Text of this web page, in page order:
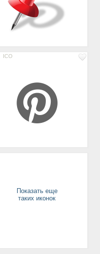
ICO
Показать еще
таких иконок